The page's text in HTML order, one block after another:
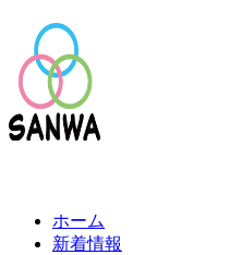
ホーム
新着情報